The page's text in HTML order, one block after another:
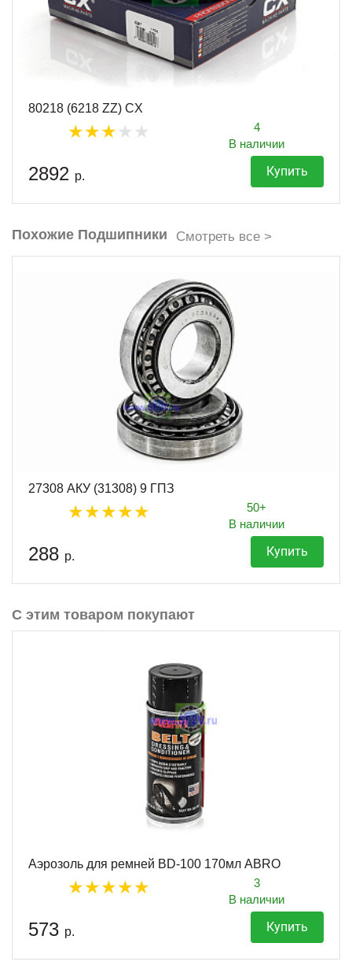
80218 (6218 ZZ) CX
4
В наличии
2892 р. Купить
Похожие Подшипники Смотреть все >
27308 АКУ (31308) 9 ГПЗ
50+
В наличии
288 р. Купить
С этим товаром покупают
Аэрозоль для ремней BD-100 170мл ABRO
3
В наличии
573 р. Купить